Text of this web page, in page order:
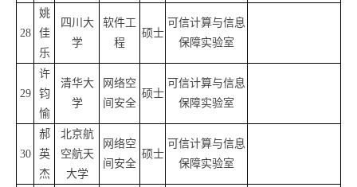
28
姚
佳
乐
四川大
学
软件工
程
硕士
可信计算与信息
保障实验室
29
许
钧
愉
清华大
学
网络空
间安全
硕士
可信计算与信息
保障实验室
30
郝
英
杰
北京航
空航天
大学
网络空
间安全
硕士
可信计算与信息
保障实验室